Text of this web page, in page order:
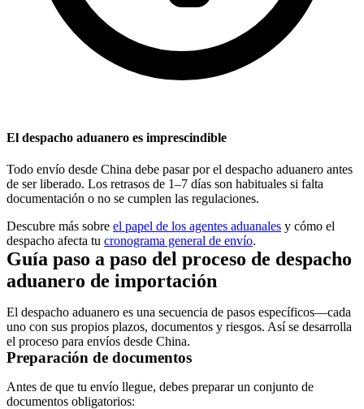
El despacho aduanero es imprescindible
Todo envío desde China debe pasar por el despacho aduanero antes
de ser liberado. Los retrasos de 1–7 días son habituales si falta
documentación o no se cumplen las regulaciones.
Descubre más sobre el papel de los agentes aduanales y cómo el
despacho afecta tu cronograma general de envío.
Guía paso a paso del proceso de despacho
aduanero de importación
El despacho aduanero es una secuencia de pasos específicos—cada
uno con sus propios plazos, documentos y riesgos. Así se desarrolla
el proceso para envíos desde China.
Preparación de documentos
Antes de que tu envío llegue, debes preparar un conjunto de
documentos obligatorios: